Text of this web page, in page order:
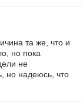
та же, что и
но пока
не
но надеюсь, что